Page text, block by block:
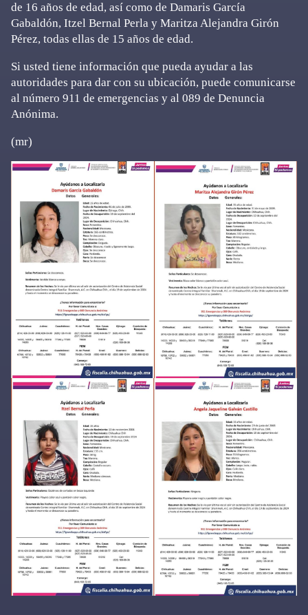
de 16 años de edad, así como de Damaris García
Gabaldón, Itzel Bernal Perla y Maritza Alejandra Girón
Pérez, todas ellas de 15 años de edad.
Si usted tiene información que pueda ayudar a las
autoridades para dar con su ubicación, puede comunicarse
al número 911 de emergencias y al 089 de Denuncia
Anónima.
(mr)